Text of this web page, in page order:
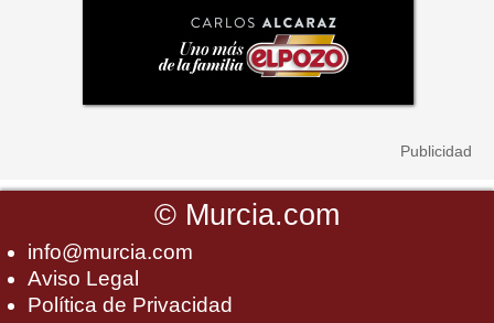
© Murcia.com
info@murcia.com
Aviso Legal
Política de Privacidad